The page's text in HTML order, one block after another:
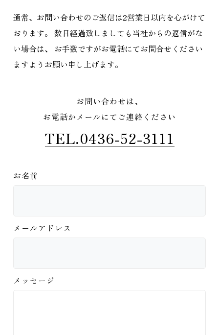
通常、お問い合わせのご返信は2営業日以内を心がけて
おります。 数日経過致しましても当社からの返信がな
い場合は、
お手数ですがお電話にてお問合せください
ますようお願い申し上げます。
お問い合わせは、
お電話かメールにてご連絡ください
TEL.0436-52-3111
お名前
メールアドレス
メッセージ